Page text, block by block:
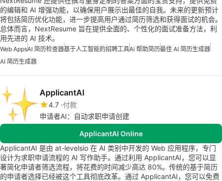
的编辑和 AI 增强功能，以确保用户展示出最佳的自我。未来的更新预计
将包括简历优化功能，进一步提高用户通过简历筛选和获得面试的机会。
总体而言，NextResume 旨在提供全面的、个性化的面试准备方法，利
用先进的 AI 技术。
Web AppsAI 简历检查器基于人工智能的招聘工具Ai 帮助简历最佳 AI 简历生成器
AI 简历生成器
ApplicantAI
4.7 付款
申请者AI：自动求职申请创建
ApplicantAI Online
ApplicantAI 是由 at-levelsio 在 AI 类别中开发的 Web 应用程序，专门
设计为求职申请流程的 AI 写作助手。通过利用 ApplicantAI，您可以显
著简化申请者筛选流程，将花费的时间减少高达 80%。传统的基于简历
的申请者选择已经被这个工具彻底改革。通过 ApplicantAI，您可以免费